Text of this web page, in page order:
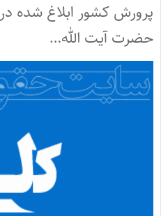
حضرت آیت الله…